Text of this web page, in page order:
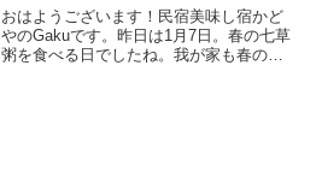
おはようございます！民宿美味し宿かど
やのGakuです。昨日は1月7日。春の七草
粥を食べる日でしたね。我が家も春の七